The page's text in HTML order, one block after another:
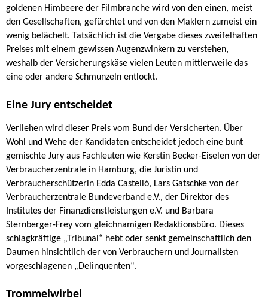
goldenen Himbeere der Filmbranche wird von den einen, meist
den Gesellschaften, gefürchtet und von den Maklern zumeist ein
wenig belächelt. Tatsächlich ist die Vergabe dieses zweifelhaften
Preises mit einem gewissen Augenzwinkern zu verstehen,
weshalb der Versicherungskäse vielen Leuten mittlerweile das
eine oder andere Schmunzeln entlockt.
Eine Jury entscheidet
Verliehen wird dieser Preis vom Bund der Versicherten. Über
Wohl und Wehe der Kandidaten entscheidet jedoch eine bunt
gemischte Jury aus Fachleuten wie Kerstin Becker-Eiselen von der
Verbraucherzentrale in Hamburg, die Juristin und
Verbraucherschützerin Edda Castelló, Lars Gatschke von der
Verbraucherzentrale Bundeverband e.V., der Direktor des
Institutes der Finanzdienstleistungen e.V. und Barbara
Sternberger-Frey vom gleichnamigen Redaktionsbüro. Dieses
schlagkräftige „Tribunal“ hebt oder senkt gemeinschaftlich den
Daumen hinsichtlich der von Verbrauchern und Journalisten
vorgeschlagenen „Delinquenten“.
Trommelwirbel